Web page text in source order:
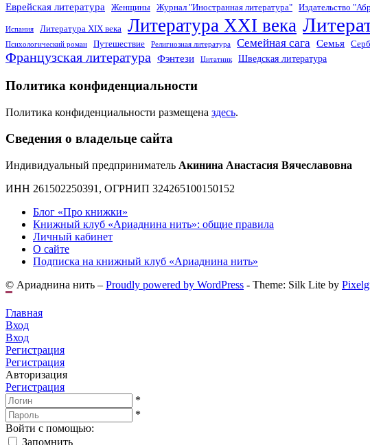
Еврейская литература Женщины Журнал "Иностранная литература" Издательство
Испания Литература XIX века Литература XXI века
Психологический роман Путешествие Религиозная литература Семейная сага Семья
Французская литература Фэнтези Цитатник Шведская литература
Политика конфиденциальности
Политика конфиденциальности размещена здесь.
Сведения о владельце сайта
Индивидуальный предприниматель Акинина Анастасия Вячеславовна
ИНН 261502250391, ОГРНИП 324265100150152
Блог «Про книжки»
Книжный клуб «Ариаднина нить»: общие правила
Личный кабинет
О сайте
Подписка на книжный клуб «Ариаднина нить»
© Ариаднина нить – Proudly powered by WordPress - Theme: Silk Lite by
Главная
Вход
Вход
Регистрация
Регистрация
Авторизация
Регистрация
*
*
Войти с помощью:
Запомнить